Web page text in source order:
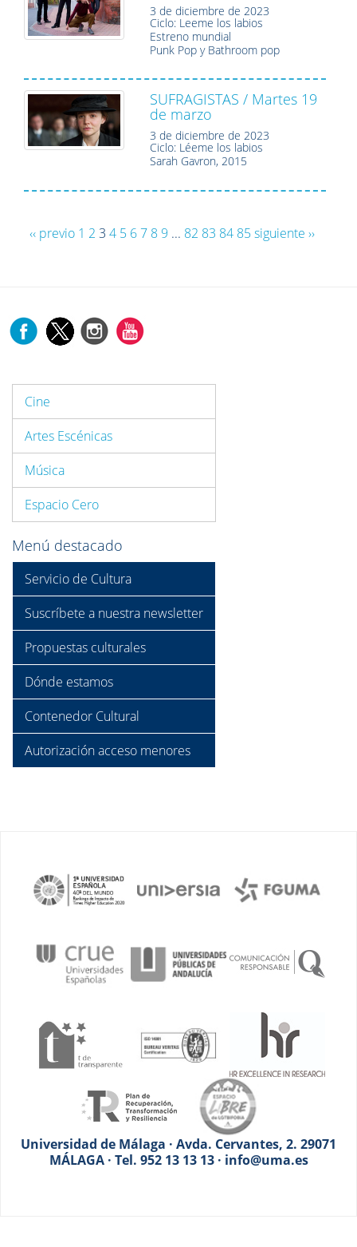
3 de diciembre de 2023
Ciclo: Leeme los labios
Estreno mundial
Punk Pop y Bathroom pop
SUFRAGISTAS / Martes 19
de marzo
3 de diciembre de 2023
Ciclo: Léeme los labios
Sarah Gavron, 2015
‹‹ previo 1 2 3 4 5 67 8 9 ... 82 83 84 85siguiente ››
Cine
Artes Escénicas
Música
Espacio Cero
Menú destacado
Servicio de Cultura
Suscríbete a nuestra newsletter
Propuestas culturales
Dónde estamos
Contenedor Cultural
Autorización acceso menores
Universidad de Málaga · Avda. Cervantes, 2. 29071
MÁLAGA · Tel. 952 13 13 13 · info@uma.es